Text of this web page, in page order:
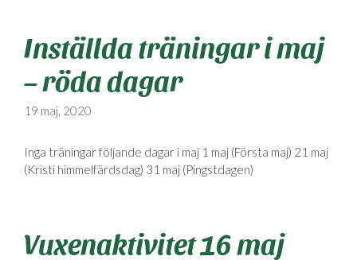
Inställda träningar i maj
– röda dagar
19 maj, 2020
Inga träningar följande dagar i maj 1 maj (Första maj) 21 maj
(Kristi himmelfärdsdag) 31 maj (Pingstdagen)
Vuxenaktivitet 16 maj